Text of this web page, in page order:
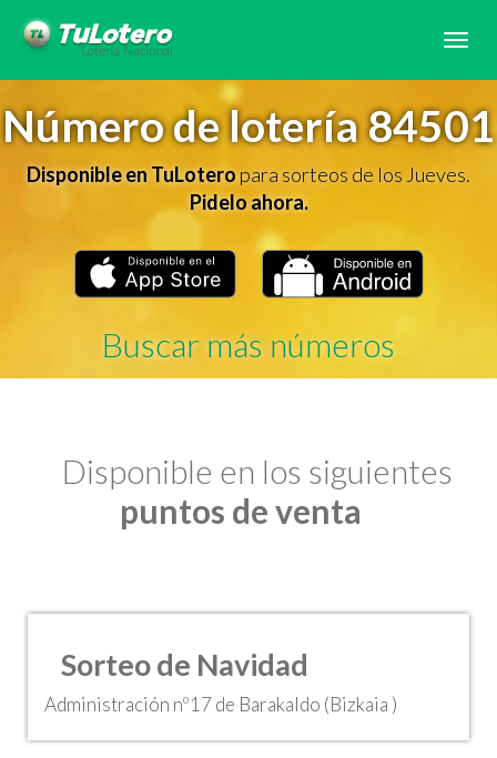
Número de lotería 84501
Disponible en TuLoteropara sorteos de los Jueves.
Pidelo ahora.
Buscar más números
Disponible en los siguientes
puntos de venta
Sorteo de Navidad
Administración nº17 de Barakaldo (Bizkaia )